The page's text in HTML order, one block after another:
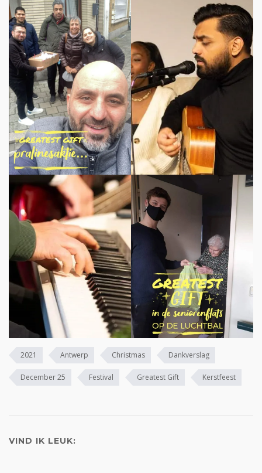
2021 Antwerp Christmas Dankverslag
December 25 Festival Greatest Gift Kerstfeest
VIND IK LEUK: